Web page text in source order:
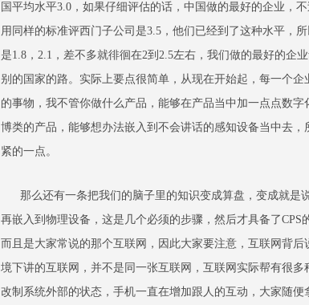
国平均水平3.0，如果仔细评估的话，中国做的最好的企业，
用同样的标准评西门子公司是3.5，他们已经到了这种水平，
是1.8，2.1，差不多就徘徊在2到2.5左右，我们做的最好的企
别的国家的路。实际上要点很简单，从现在开始起，每一个
的事物，我不管你做什么产品，能够在产品当中加一点点数
博类的产品，能够想办法嵌入到不会讲话的感知设备当中去
紧的一点。
那么还有一条把我们的脑子里的知识变成算盘，变成就是
再嵌入到物理设备，这是几个必须的步骤，然后才具备了CPS
而且是大家常说的那个互联网，因此大家要注意，互联网背
境下讲的互联网，并不是同一张互联网，互联网实际帮有很
改制系统外部的状态，手机一直在增加跟人的互动，大家随